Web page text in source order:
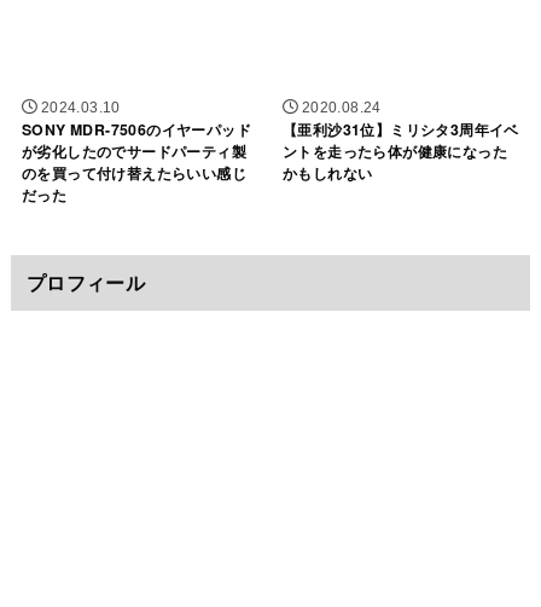
2024.03.10
SONY MDR-7506のイヤーパッド
が劣化したのでサードパーティ製
のを買って付け替えたらいい感じ
だった
2020.08.24
【亜利沙31位】ミリシタ3周年イベ
ントを走ったら体が健康になった
かもしれない
プロフィール